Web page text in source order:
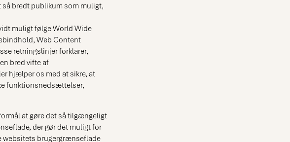
bredt publikum som muligt,
muligt følge World Wide
Web Content
retningslinjer forklarer,
bred vifte af
hjælper os med at sikre, at
funktionsnedsættelser,
at gøre det så tilgængeligt
der gør det muligt for
websitets brugergrænseflade